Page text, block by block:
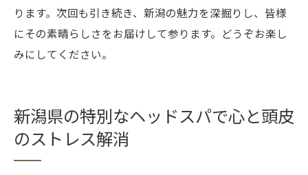
ります。次回も引き続き、新潟の魅力を深掘りし、皆様
にその素晴らしさをお届けして参ります。どうぞお楽し
みにしてください。
新潟県の特別なヘッドスパで心と頭皮
のストレス解消